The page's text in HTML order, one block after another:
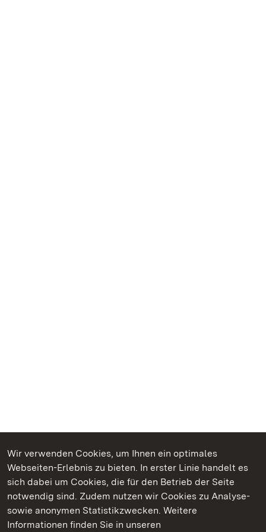
Wir verwenden Cookies, um Ihnen ein optimales
Webseiten-Erlebnis zu bieten. In erster Linie handelt es
sich dabei um Cookies, die für den Betrieb der Seite
notwendig sind. Zudem nutzen wir Cookies zu Analyse-
sowie anonymen Statistikzwecken. Weitere
Informationen finden Sie in unseren
Kommen. Staunen. Genießen.